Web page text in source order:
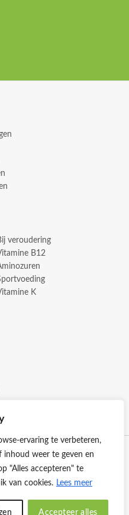
ervaring te verbeteren,
inhoud weer te geven en
"Alles accepteren" te
van cookies. Lees meer
Accepteer alles
veroudering
B12
K